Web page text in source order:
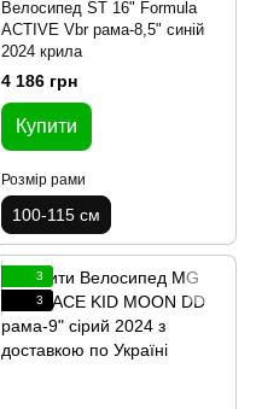
Велосипед ST 16" Formula
ACTIVE Vbr рама-8,5" синій
2024 крила
4 186 грн
Купити
Розмір рами
100-115 см
3
3